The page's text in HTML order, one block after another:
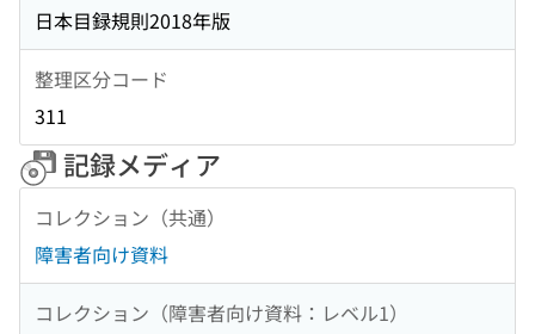
日本目録規則2018年版
整理区分コード
311
記録メディア
コレクション（共通）
障害者向け資料
コレクション（障害者向け資料：レベル1）